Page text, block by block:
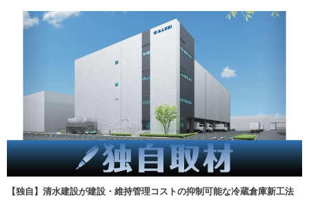
【独自】清水建設が建設・維持管理コストの抑制可能な冷蔵倉庫新工法